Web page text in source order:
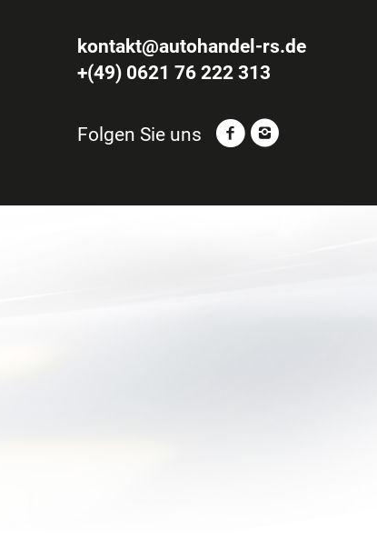
kontakt@autohandel-rs.de
+(49) 0621 76 222 313
Folgen Sie uns